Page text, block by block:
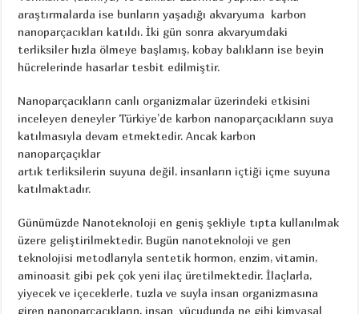
araştırmalarda ise bunların yaşadığı akvaryuma karbon
nanoparçacıkları katıldı. İki gün sonra akvaryumdaki
terliksiler hızla ölmeye başlamış, kobay balıkların ise beyin
hücrelerinde hasarlar tesbit edilmiştir.
Nanoparçacıkların canlı organizmalar üzerindeki etkisini
inceleyen deneyler Türkiye’de karbon nanoparçacıkların suya
katılmasıyla devam etmektedir. Ancak karbon
nanoparçaçıklar
artık terliksilerin suyuna değil, insanların içtiği içme suyuna
katılmaktadır.
Günümüzde Nanoteknoloji en geniş şekliyle tıpta kullanılmak
üzere geliştirilmektedir. Bugün nanoteknoloji ve gen
teknolojisi metodlarıyla sentetik hormon, enzim, vitamin,
aminoasit gibi pek çok yeni ilaç üretilmektedir. İlaçlarla,
yiyecek ve içeceklerle, tuzla ve suyla insan organizmasına
giren nanoparçacıkların, insan vücudunda ne gibi kimyasal